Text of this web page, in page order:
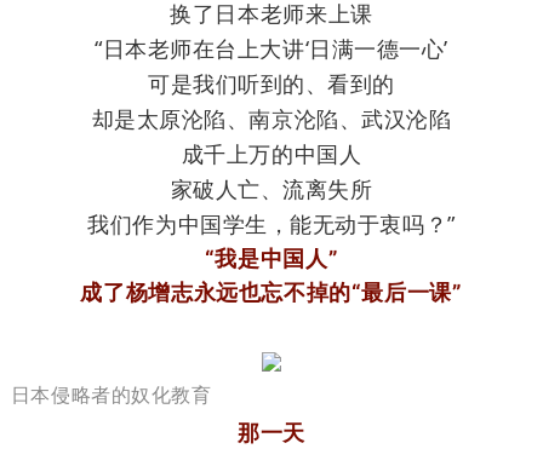
换了日本老师来上课
“日本老师在台上大讲‘日满一德一心’
可是我们听到的、看到的
却是太原沦陷、南京沦陷、武汉沦陷
成千上万的中国人
家破人亡、流离失所
我们作为中国学生，能无动于衷吗？”
“我是中国人”
成了杨增志永远也忘不掉的“最后一课”
日本侵略者的奴化教育
那一天